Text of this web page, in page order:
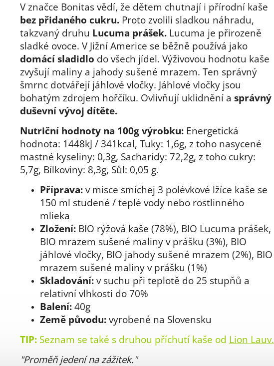
V značce Bonitas vědí, že dětem chutnají i přírodní kaše
bez přidaného cukru. Proto zvolili sladkou náhradu,
takzvaný druhu Lucuma prášek. Lucuma je přirozeně
sladké ovoce. V Jižní Americe se běžně používá jako
domácí sladidlo do všech jídel. Výživovou hodnotu kaše
zvyšují maliny a jahody sušené mrazem. Ten správný
šmrnc dotvářejí jáhlové vločky. Jáhlové vločky jsou
bohatým zdrojem hořčíku. Ovlivňují uklidnění a správný
duševní vývoj dítěte.
Nutriční hodnoty na 100g výrobku: Energetická
hodnota: 1448kJ / 341kcal, Tuky: 1,6g, z toho nasycené
mastné kyseliny: 0,3g, Sacharidy: 72,2g, z toho cukry:
5,7g, Bílkoviny: 8,3g, Sůl: 0,05 g.
Příprava: v misce smíchej 3 polévkové lžíce kaše se
150 ml studené / teplé vody nebo rostlinného
mlieka
Zložení: BIO rýžová kaše (78%), BIO Lucuma prášek,
BIO mrazem sušené maliny v prášku (3%), BIO
jáhlové vločky, BIO jahody sušené mrazem (2%), BIO
mrazem sušené maliny v prášku (1%)
Skladování: v suchu při teplotě do 25 stupňů a
relativní vlhkosti do 70%
Balení: 40g
Země původu: vyrobené na Slovensku
TIP: Seznam se také s druhou příchutí kaše od Lion Lauv.
"Proměň jedení na zážitek."